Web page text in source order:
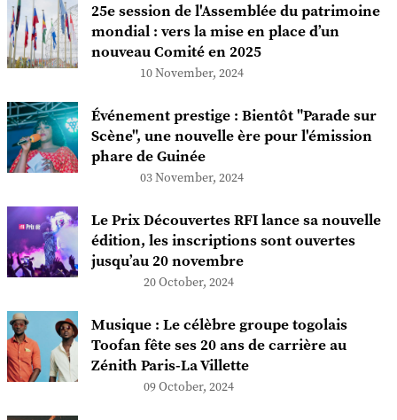
25e session de l'Assemblée du patrimoine
mondial : vers la mise en place d’un
nouveau Comité en 2025
10 November, 2024
Événement prestige : Bientôt "Parade sur
Scène", une nouvelle ère pour l'émission
phare de Guinée
03 November, 2024
Le Prix Découvertes RFI lance sa nouvelle
édition, les inscriptions sont ouvertes
jusqu’au 20 novembre
20 October, 2024
Musique : Le célèbre groupe togolais
Toofan fête ses 20 ans de carrière au
Zénith Paris-La Villette
09 October, 2024